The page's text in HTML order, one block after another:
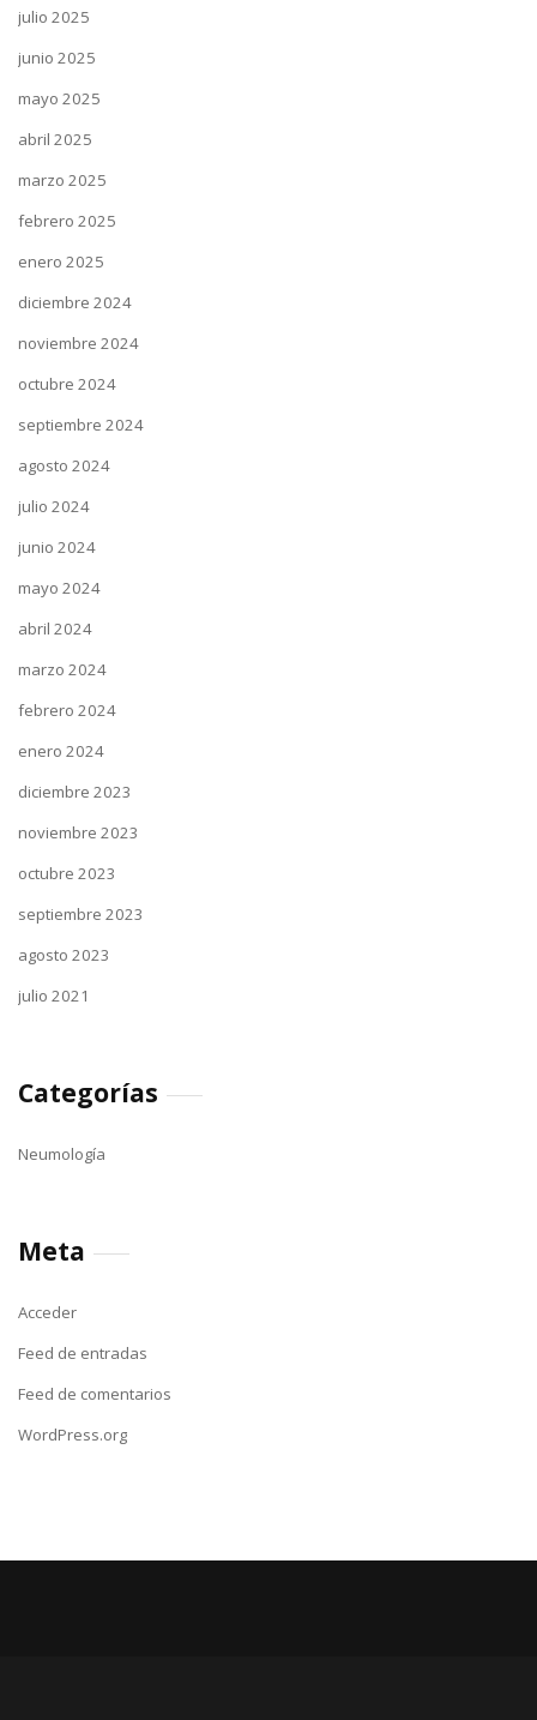
julio 2025
junio 2025
mayo 2025
abril 2025
marzo 2025
febrero 2025
enero 2025
diciembre 2024
noviembre 2024
octubre 2024
septiembre 2024
agosto 2024
julio 2024
junio 2024
mayo 2024
abril 2024
marzo 2024
febrero 2024
enero 2024
diciembre 2023
noviembre 2023
octubre 2023
septiembre 2023
agosto 2023
julio 2021
Categorías
Neumología
Meta
Acceder
Feed de entradas
Feed de comentarios
WordPress.org